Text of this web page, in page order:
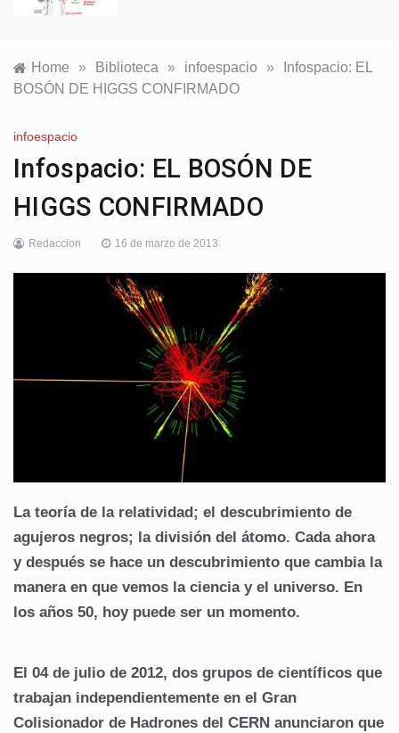
Home » Biblioteca » infoespacio »
Infospacio: EL
BOSÓN DE HIGGS CONFIRMADO
infoespacio
Infospacio: EL BOSÓN DE
HIGGS CONFIRMADO
Redaccion 16 de marzo de 2013
La teoría de la relatividad; el descubrimiento de
agujeros negros; la división del átomo. Cada ahora
y después se hace un descubrimiento que cambia la
manera en que vemos la ciencia y el universo. En
los años 50, hoy puede ser un momento.
El 04 de julio de 2012, dos grupos de científicos que
trabajan independientemente en el Gran
Colisionador de Hadrones del CERN anunciaron que